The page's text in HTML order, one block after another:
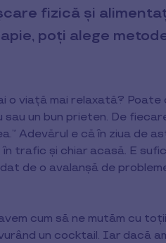
fizică și
poți alege
o viață mai relaxată? Poate
un bun prieten. De
Adevărul e că în ziua de
trafic și chiar acasă. E
de o avalanșă de
cum să ne mutăm cu
un cocktail. Iar dacă